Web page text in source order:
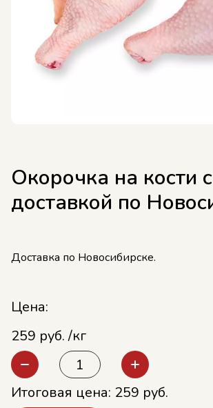
Окорочка на кости с
доставкой по
Доставка по Новосибирске.
Цена:
259 руб. /кг
Итоговая цена: 259 руб.